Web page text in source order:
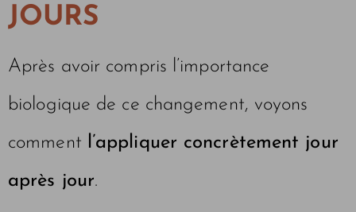
JOURS
Après avoir compris l’importance
biologique de ce changement, voyons
comment l’appliquer concrètement jour
après jour.